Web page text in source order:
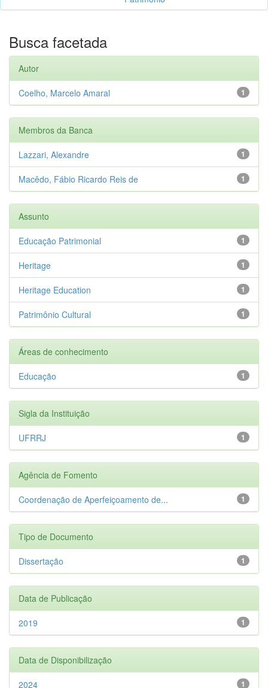
Busca facetada
Autor
1
Coelho, Marcelo Amaral
Membros da Banca
1
Lazzari, Alexandre
1
Macêdo, Fábio Ricardo Reis de
Assunto
1
Educação Patrimonial
1
Heritage
1
Heritage Education
1
Patrimônio Cultural
Áreas de conhecimento
1
Educação
Sigla da Instituição
1
UFRRJ
Agência de Fomento
1
Coordenação de Aperfeiçoamento de...
Tipo de Documento
1
Dissertação
Data de Publicação
1
2019
Data de Disponibilização
1
2024